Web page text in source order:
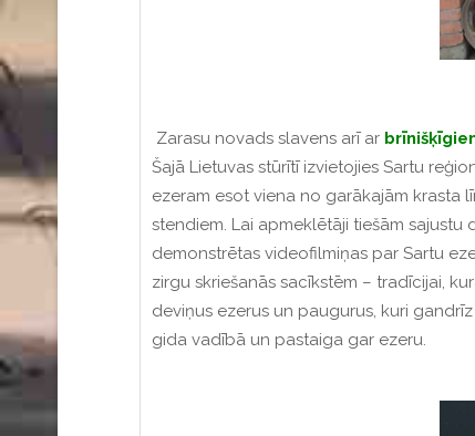
Zarasu novads slavens arī ar
Šajā Lietuvas stūrītī izvietojies Sartu
ezeram esot viena no garākajām krasta
stendiem. Lai apmeklētāji tiešām
demonstrētas videofilmiņas par Sartu
zirgu skriešanās sacīkstēm – tradīcijai,
deviņus ezerus un paugurus, kuri
gida vadībā un pastaiga gar ezeru.